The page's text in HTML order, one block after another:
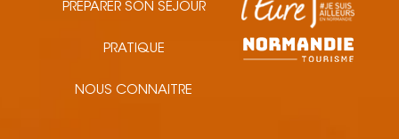
PRÉPARER SON SÉJOUR
PRATIQUE
NOUS CONNAITRE